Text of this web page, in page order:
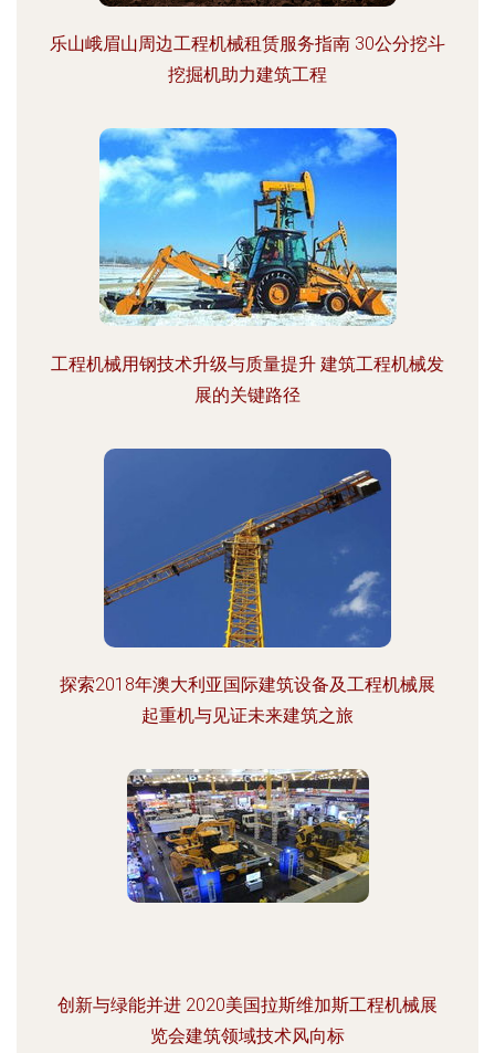
乐山峨眉山周边工程机械租赁服务指南 30公分挖斗
挖掘机助力建筑工程
工程机械用钢技术升级与质量提升 建筑工程机械发
展的关键路径
探索2018年澳大利亚国际建筑设备及工程机械展
起重机与见证未来建筑之旅
创新与绿能并进 2020美国拉斯维加斯工程机械展
览会建筑领域技术风向标